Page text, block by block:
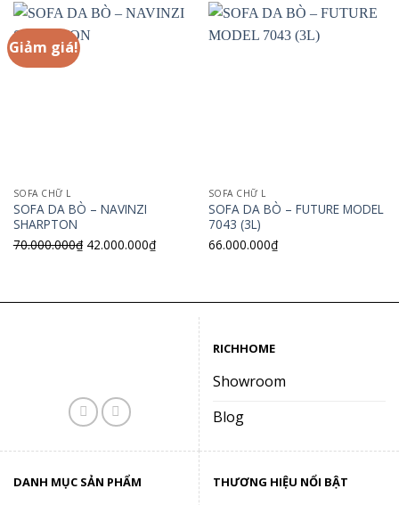
Giảm giá!
SOFA CHỮ L
SOFA DA BÒ – NAVINZI
SHARPTON
70.000.000₫ Giá
70.000.000₫.
42.000.000₫Giá
là:
42.000.000₫.
SOFA CHỮ L
SOFA DA BÒ – FUTURE MODEL
7043 (3L)
66.000.000₫
RICHHOME
Showroom
Blog
DANH MỤC SẢN PHẨM THƯƠNG HIỆU NỔI BẬT